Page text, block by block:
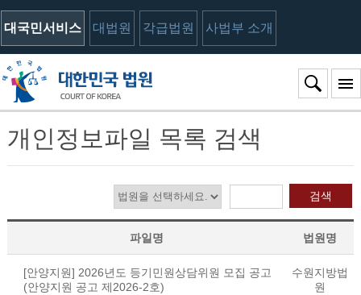
대국민서비스 대법원 각급법원 사법부 소개
개인정보파일 목록 검색
검색
파일명 법원명
[안양지원] 2026년도 등기민원상담위원 모집 공고
(안양지원 공고 제2026-2호)
수원지방법
원